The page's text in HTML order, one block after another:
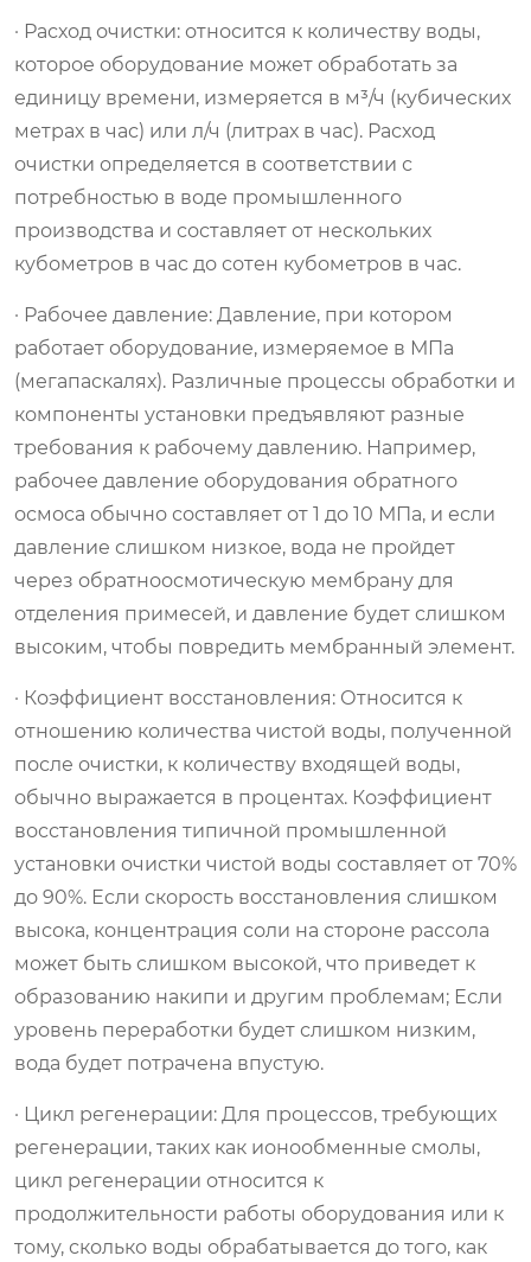
· Расход очистки: относится к количеству воды,
которое оборудование может обработать за
единицу времени, измеряется в м³/ч (кубических
метрах в час) или л/ч (литрах в час). Расход
очистки определяется в соответствии с
потребностью в воде промышленного
производства и составляет от нескольких
кубометров в час до сотен кубометров в час.
· Рабочее давление: Давление, при котором
работает оборудование, измеряемое в МПа
(мегапаскалях). Различные процессы обработки и
компоненты установки предъявляют разные
требования к рабочему давлению. Например,
рабочее давление оборудования обратного
осмоса обычно составляет от 1 до 10 МПа, и если
давление слишком низкое, вода не пройдет
через обратноосмотическую мембрану для
отделения примесей, и давление будет слишком
высоким, чтобы повредить мембранный элемент.
· Коэффициент восстановления: Относится к
отношению количества чистой воды, полученной
после очистки, к количеству входящей воды,
обычно выражается в процентах. Коэффициент
восстановления типичной промышленной
установки очистки чистой воды составляет от 70%
до 90%. Если скорость восстановления слишком
высока, концентрация соли на стороне рассола
может быть слишком высокой, что приведет к
образованию накипи и другим проблемам; Если
уровень переработки будет слишком низким,
вода будет потрачена впустую.
· Цикл регенерации: Для процессов, требующих
регенерации, таких как ионообменные смолы,
цикл регенерации относится к
продолжительности работы оборудования или к
тому, сколько воды обрабатывается до того, как